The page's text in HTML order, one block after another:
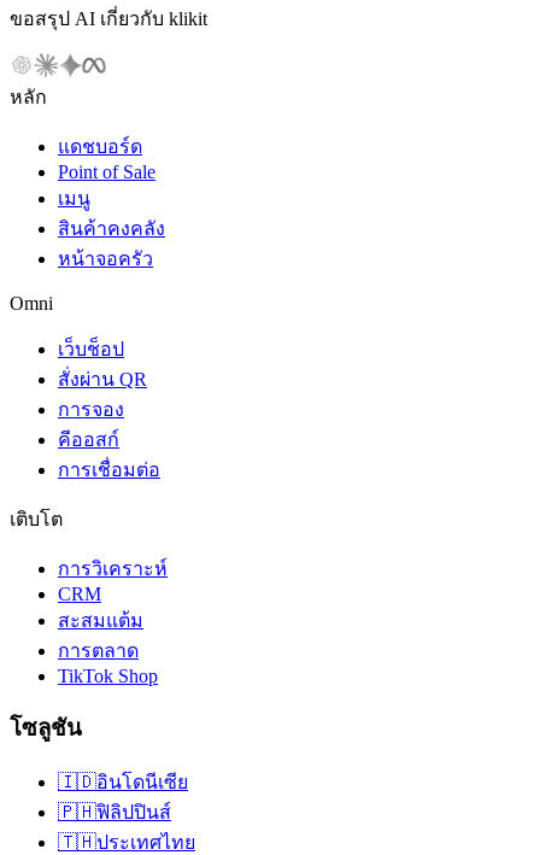
ขอสรุป AI เกี่ยวกับ klikit
หลัก
แดชบอร์ด
Point of Sale
เมนู
สินค้าคงคลัง
หน้าจอครัว
Omni
เว็บช็อป
สั่งผ่าน QR
การจอง
คีออสก์
การเชื่อมต่อ
เติบโต
การวิเคราะห์
CRM
สะสมแต้ม
การตลาด
TikTok Shop
โซลูชัน
🇮🇩อินโดนีเซีย
🇵🇭ฟิลิปปินส์
🇹🇭ประเทศไทย